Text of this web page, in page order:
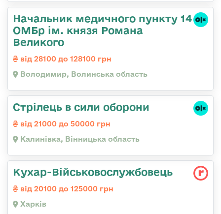
Начальник медичного пункту 14
ОМБр ім. князя Романа
Великого
від 28100 до 128100 грн
Володимир, Волинська область
Стрілець в сили оборони
від 21000 до 50000 грн
Калинівка, Вінницька область
Кухар-Військовослужбовець
від 20100 до 125000 грн
Харків